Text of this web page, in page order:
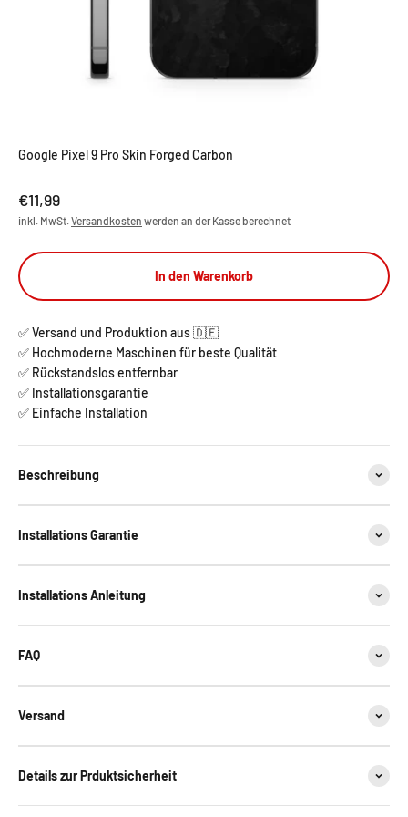
Google Pixel 9 Pro Skin Forged Carbon
Angebot
€11,99
inkl. MwSt.Versandkosten werden an der Kasse berechnet
In den Warenkorb
✅ Versand und Produktion aus 🇩🇪
✅ Hochmoderne Maschinen für beste Qualität
✅ Rückstandslos entfernbar
✅ Installationsgarantie
✅ Einfache Installation
Beschreibung
Installations Garantie
Installations Anleitung
FAQ
Versand
Details zur Prduktsicherheit